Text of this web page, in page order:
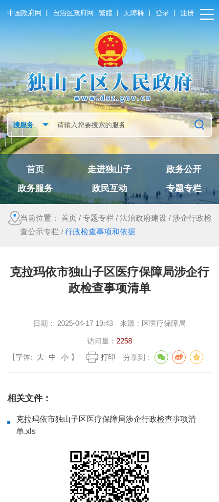
中国政府网 | 自治区政府网 繁體 | 无障碍 | 登录 | 注册
首页 走进独山子
政务公开
政务服务
政民互动 专题专栏
当前位置： 首页 /专题专栏 /法治政府建设 /涉企行政检
查公示专栏 /行政检查事项和依据
克拉玛依市独山子区医疗保障局涉企行
政检查事项清单
日期： 2025-04-17 19:43 来源： 区医疗保障局
访问量： 2258
【字体:
大 中 小 】 打印 分享到：
相关文件：
克拉玛依市独山子区医疗保障局涉企行政检查事项清
单.xls